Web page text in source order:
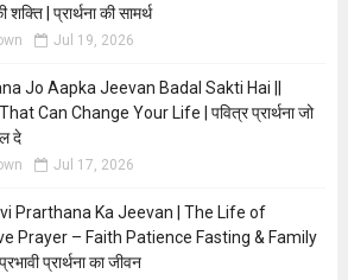
शक्ति | प्रार्थना की सामर्थ
Jul 19, 2026
Jo Aapka Jeevan Badal Sakti Hai ||
Can Change Your Life | पवित्र प्रार्थना जो
दे
Jul 17, 2026
Prarthana Ka Jeevan | The Life of
Prayer – Faith Patience Fasting & Family
प्रार्थना का जीवन